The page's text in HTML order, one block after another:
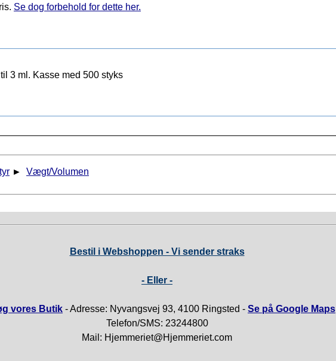
Se dog forbehold for dette her.
3 ml. Kasse med 500 styks
► Vægt/Volumen
Bestil i Webshoppen - Vi sender straks
- Eller -
vores Butik - Adresse: Nyvangsvej 93, 4100 Ringsted - Se på Google Maps
Telefon/SMS: 23244800
Mail: Hjemmeriet@Hjemmeriet.com